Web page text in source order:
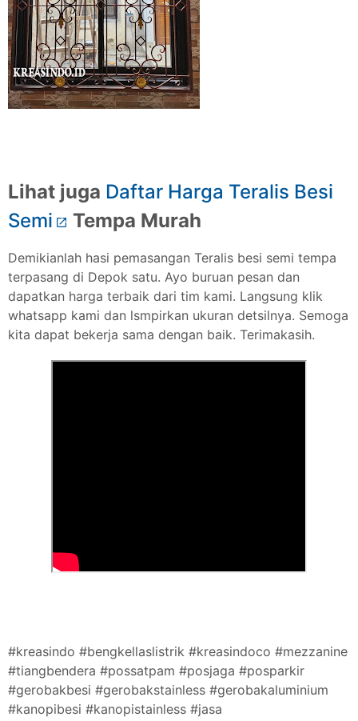
Lihat juga Daftar Harga Teralis Besi
Semi
Tempa Murah
Demikianlah hasi pemasangan Teralis besi semi tempa
terpasang di Depok satu. Ayo buruan pesan dan
dapatkan harga terbaik dari tim kami. Langsung klik
whatsapp kami dan lsmpirkan ukuran detsilnya. Semoga
kita dapat bekerja sama dengan baik. Terimakasih.
#kreasindo #bengkellaslistrik #kreasindoco #mezzanine
#tiangbendera #possatpam #posjaga #posparkir
#gerobakbesi #gerobakstainless #gerobakaluminium
#kanopibesi #kanopistainless #jasa